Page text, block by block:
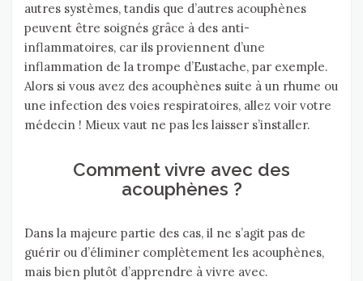
autres systèmes, tandis que d’autres acouphènes
peuvent être soignés grâce à des anti-
inflammatoires, car ils proviennent d’une
inflammation de la trompe d’Eustache, par exemple.
Alors si vous avez des acouphènes suite à un rhume ou
une infection des voies respiratoires, allez voir votre
médecin ! Mieux vaut ne pas les laisser s’installer.
Comment vivre avec des
acouphènes ?
Dans la majeure partie des cas, il ne s’agit pas de
guérir ou d’éliminer complètement les acouphènes,
mais bien plutôt d’apprendre à vivre avec.